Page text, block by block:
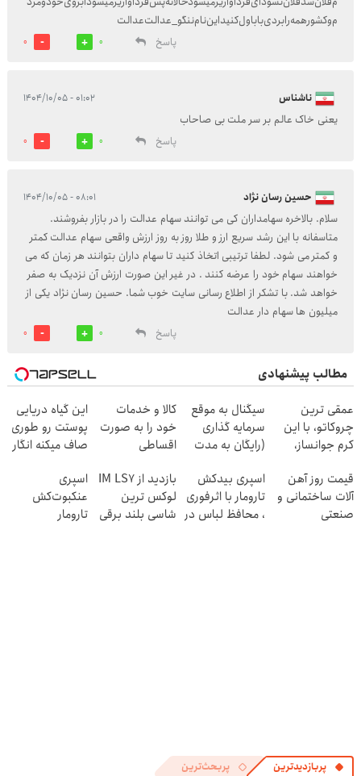
م‌وکشورهمه‌را‌بردی‌بابا‌ول‌کنید‌این‌نام‌ننگو_عدالت‌عدالت
پاسخ
0
0
ناشناس ۰۱:۰۲ - ۱۴۰۴/۱۰/۰۵
یعنی خاک عالم بر سر ملت بی صاحاب
پاسخ
0
0
حسین رسان نژاد ۰۸:۰۱ - ۱۴۰۴/۱۰/۰۵
سلام. بالاخره سهامداران کی می توانند سهام عدالت را در بازار بفروشند.
متاسفانه با این رشد سریع ارز و طلا روز به روز ارزش واقعی سهام عدالت کمتر
و کمتر می شود. لطفا ترتیبی اتخاذ کنید تا سهام داران بتوانند هر زمان که می
خواهند سهام خود را عرضه کنند . در غیر این صورت ارزش آن نزدیک به صفر
خواهد شد. با تشکر از اطلاع رسانی سایت خوب شما. حسین رسان نژاد یکی از
میلیون ها سهام دار عدالت
پاسخ
0
0
مطالب پیشنهادی
عمقی ترین
چروکاتو، با این
کرم جوانساز،
تخفیف سفارش
فوری)
سیگنال به موقع
سرمایه گذاری
(رایگان به مدت
کالا و خدمات
خود را به صورت
اقساطی
این گیاه دریایی
پوستت رو طوری
صاف میکنه انگار
شدی🔥
قیمت روز آهن
آلات ساختمانی و
صنعتی
اسپری بیدکش
تارومار با اثرفوری
، محافظ لباس در
بازدید از IM LS7
لوکس ترین
شاسی بلند برقی
اسپری
عنکبوت‌‌کش
تارومار
پربازدیدترین پربحث‌ترین